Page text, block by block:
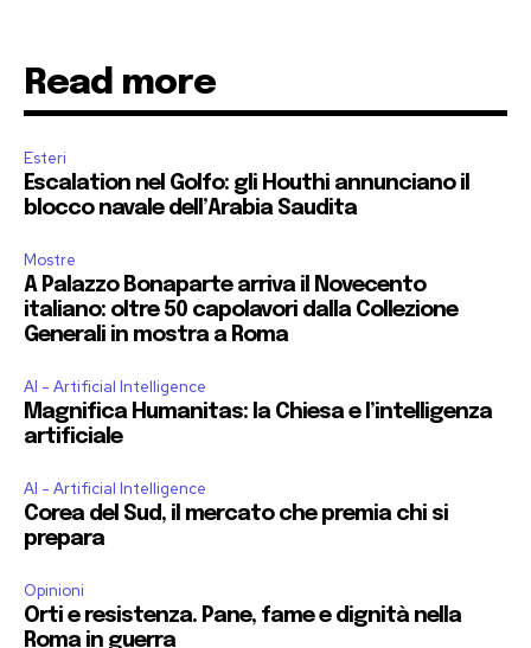
Read more
Esteri
Escalation nel Golfo: gli Houthi annunciano il
blocco navale dell’Arabia Saudita
Mostre
A Palazzo Bonaparte arriva il Novecento
italiano: oltre 50 capolavori dalla Collezione
Generali in mostra a Roma
AI - Artificial Intelligence
Magnifica Humanitas: la Chiesa e l’intelligenza
artificiale
AI - Artificial Intelligence
Corea del Sud, il mercato che premia chi si
prepara
Opinioni
Orti e resistenza. Pane, fame e dignità nella
Roma in guerra